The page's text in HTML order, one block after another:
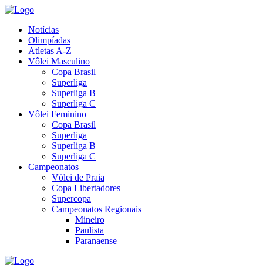
Notícias
Olimpíadas
Atletas A-Z
Vôlei Masculino
Copa Brasil
Superliga
Superliga B
Superliga C
Vôlei Feminino
Copa Brasil
Superliga
Superliga B
Superliga C
Campeonatos
Vôlei de Praia
Copa Libertadores
Supercopa
Campeonatos Regionais
Mineiro
Paulista
Paranaense